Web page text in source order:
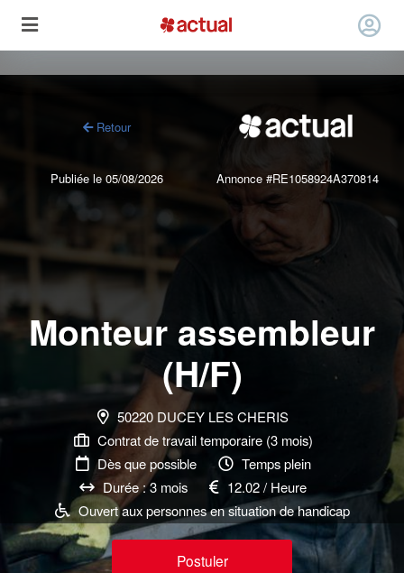
Retour
Publiée le 05/08/2026 Annonce #RE1058924A370814
Monteur assembleur
(H/F)
50220 DUCEY LES CHERIS
Contrat de travail temporaire (3 mois)
Dès que possible
Temps plein
Durée : 3 mois
12.02 / Heure
Ouvert aux personnes en situation de handicap
Postuler